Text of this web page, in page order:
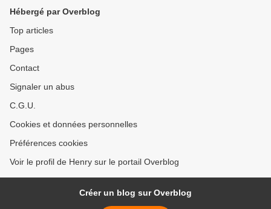
Hébergé par Overblog
Top articles
Pages
Contact
Signaler un abus
C.G.U.
Cookies et données personnelles
Préférences cookies
Voir le profil de Henry sur le portail Overblog
Créer un blog sur Overblog